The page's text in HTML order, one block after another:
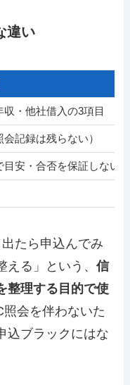
違い
収・他社借入の3項目
会記録は残らない）
目安・合否を保証しない
たら申込んでみ
える」という、信
整理する目的で使
照会を伴わないた
込ブラックにはな